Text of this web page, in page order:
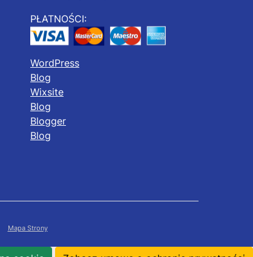
PŁATNOŚCI:
WordPress
Blog
Wixsite
Blog
Blogger
Blog
Mapa Strony